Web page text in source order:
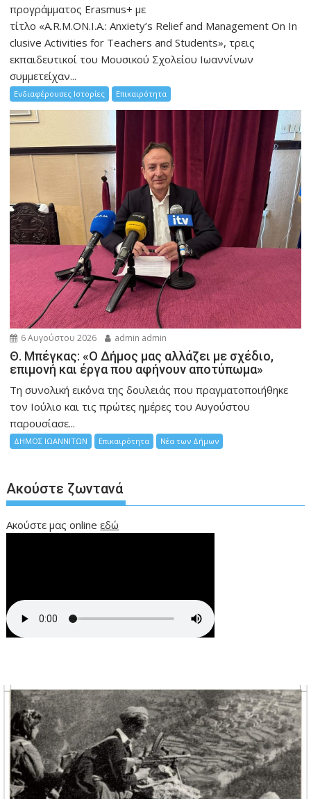
προγράμματος Erasmus+ με
τίτλο «A.R.M.ON.I.A.: Anxiety’s Relief and Management On In
clusive Activities for Teachers and Students», τρεις
εκπαιδευτικοί του Μουσικού Σχολείου Ιωαννίνων
συμμετείχαν...
Ενδιαφέρουσες Ιστορίες Επικαιρότητα
6 Αυγούστου 2026 admin admin
Θ. Μπέγκας: «Ο Δήμος μας αλλάζει με σχέδιο,
επιμονή και έργα που αφήνουν αποτύπωμα»
Τη συνολική εικόνα της δουλειάς που πραγματοποιήθηκε
τον Ιούλιο και τις πρώτες ημέρες του Αυγούστου
παρουσίασε...
ΔΗΜΟΣ ΙΩΑΝΝΙΤΩΝ Επικαιρότητα Νέα των Δήμων
Ακούστε ζωντανά
Ακούστε μας onlineεδώ